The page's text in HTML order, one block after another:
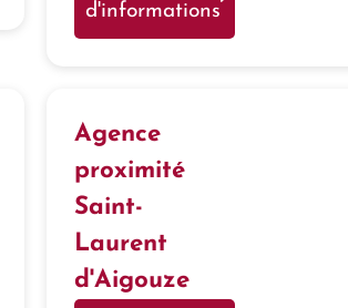
d'informations
Agence
proximité
Saint-
Laurent
d'Aigouze